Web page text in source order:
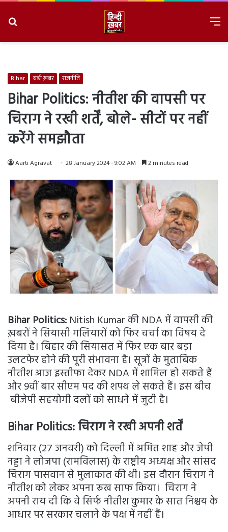
Bihar बड़ी ख़बर राजनीति
Bihar Politics: नीतीश की वापसी पर
चिराग ने रखी शर्तें, बोले- सीटों पर नहीं
करेंगे समझौता
Aarti Agravat 28 January 2024 - 9:02 AM 2 minutes read
Bihar Politics: Nitish Kumar की NDA में वापसी की
ख़बरों ने सियासी गलियारों को फिर चर्चा का विषय दे
दिया है। बिहार की सियासत में फिर एक बार बड़ा
उलटफेर होने की पूरी संभावना है। सूत्रों के मुताबिक
नीतीश आज इस्तीफा देकर NDA में शामिल हो सकते हैं
और 9वीं बार सीएम पद की शपथ ले सकते हैं। इस बीच
बीजेपी सहयोगी दलों को साधने में जुटी है।
Bihar Politics: चिराग ने रखी अपनी शर्तें
शनिवार (27 जनवरी) को दिल्ली में अमित शाह और जेपी
नड्डा ने लोजपा (रामविलास) के राष्ट्रीय अध्यक्ष और सांसद
चिराग पासवान से मुलाकात की थी। इस दौरान चिराग ने
नीतीश को लेकर अपना रूख साफ किया। चिराग ने
अपनी राय दी कि वे सिर्फ नीतीश कुमार के सात निश्चय के
आधार पर सरकार चलाने के पक्ष में नहीं हैं।